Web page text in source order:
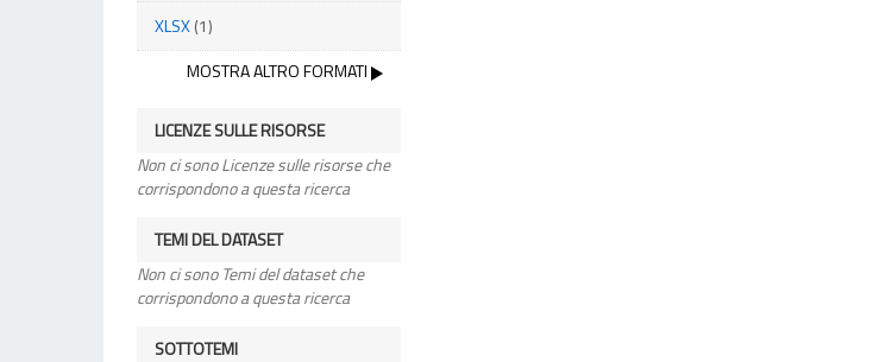
XLSX(1)
MOSTRA ALTRO FORMATI
LICENZE SULLE RISORSE
Non ci sono Licenze sulle risorse che
corrispondono a questa ricerca
TEMI DEL DATASET
Non ci sono Temi del dataset che
corrispondono a questa ricerca
SOTTOTEMI